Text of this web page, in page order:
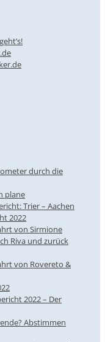
durch die
plane
Trier – Aachen
2022
von Sirmione
Riva und zurück
von Rovereto &
2022 – Der
Abstimmen